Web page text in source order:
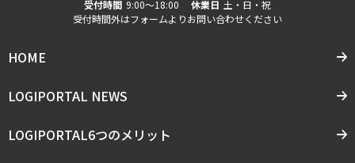
受付時間 9:00〜18:00 休業日 土・日・祝
受付時間外はフォームよりお問い合わせください
HOME
LOGIPORTAL NEWS
LOGIPORTAL6つのメリット